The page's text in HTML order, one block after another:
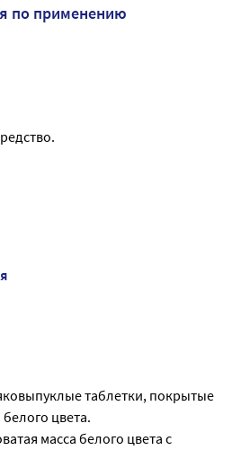
по применению
таблетки, покрытые
цвета.
масса белого цвета с